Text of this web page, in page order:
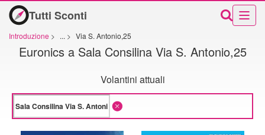
Tutti Sconti
Introduzione > ... > Via S. Antonio,25
Euronics a Sala Consilina Via S. Antonio,25
Volantini attuali